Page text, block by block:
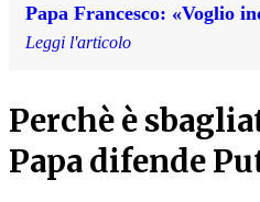
Papa Francesco: «Voglio
Leggi l'articolo
Perchè è
Papa difende